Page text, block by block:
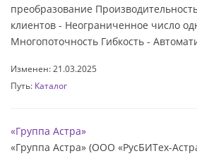
преобразование
клиентов - Неограниченное число
Многопоточность Гибкость -
Изменен: 21.03.2025
Путь: Каталог
«Группа Астра»
«Группа Астра» (ООО «РусБИТех-